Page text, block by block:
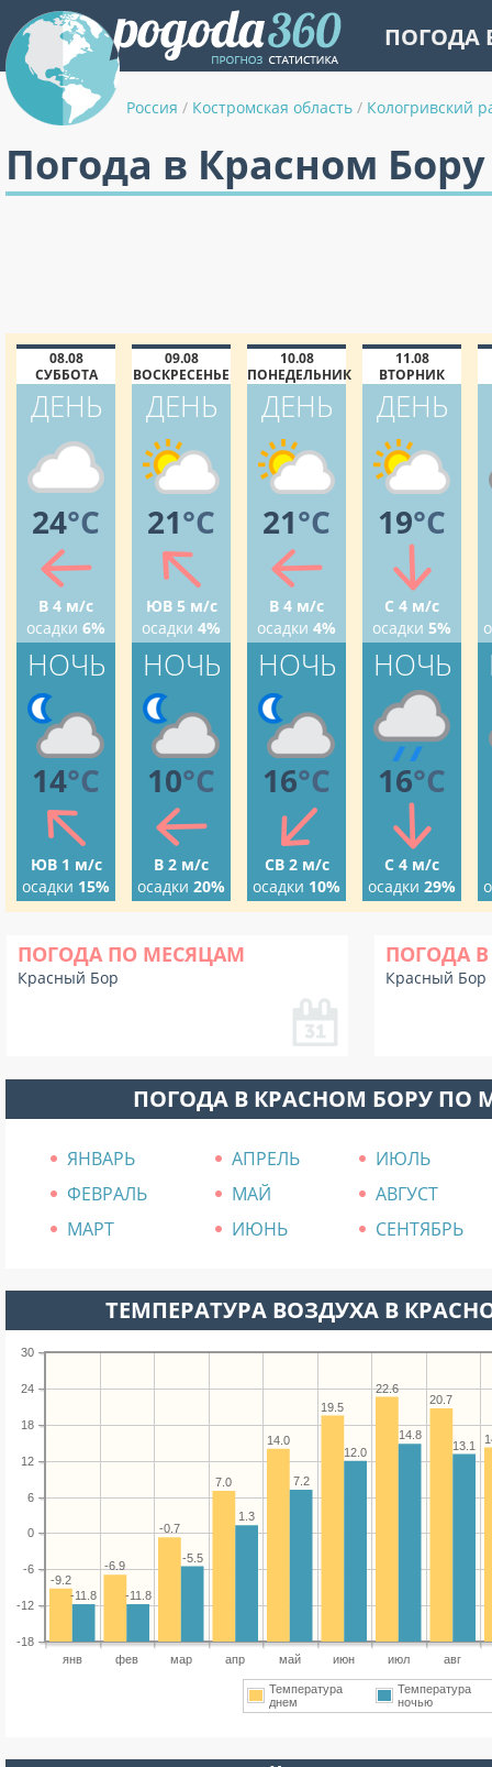
ПОГОДА
Россия / Костромская область / Кологривский
Погода в Красном
08.08
СУББОТА
ДЕНЬ
24°C
В 4 м/с
осадки 6%
НОЧЬ
14°C
ЮВ 1 м/с
осадки 15%
09.08
ВОСКРЕСЕНЬЕ
ДЕНЬ
21°C
ЮВ 5 м/с
осадки 4%
НОЧЬ
10°C
В 2 м/с
осадки 20%
10.08
ПОНЕДЕЛЬНИК
ДЕНЬ
21°C
В 4 м/с
осадки 4%
НОЧЬ
16°C
СВ 2 м/с
осадки 10%
11.08
ВТОРНИК
ДЕНЬ
19°C
С 4 м/с
осадки 5%
НОЧЬ
16°C
С 4 м/с
осадки 29%
ПОГОДА ПО МЕСЯЦАМ
Красный Бор
ПОГОДА В
Красный Бор
ПОГОДА В КРАСНОМ БОРУ ПО
ЯНВАРЬ АПРЕЛЬ
ИЮЛЬ
ФЕВРАЛЬ
МАЙ
АВГУСТ
МАРТ
ИЮНЬ СЕНТЯБРЬ
ТЕМПЕРАТУРА ВОЗДУХА В
янв фев мар апр май июн июл авг
-18
-12
-6
0
6
12
18
24
30
20.7
22.6
19.5
14.0
7.0
-0.7
-6.9
-9.2
13.1
14.8
12.0
7.2
1.3
-5.5
-11.8
-11.8
Температура
днем
Температура
ночью